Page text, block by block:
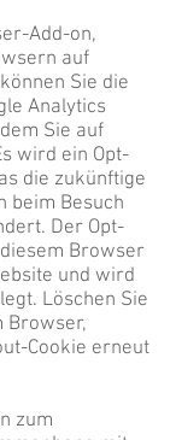
Add-on,
auf
Sie die
Analytics
Sie auf
wird ein Opt-
die zukünftige
beim Besuch
Der Opt-
Browser
und wird
Löschen Sie
Browser,
Cookie erneut
zum